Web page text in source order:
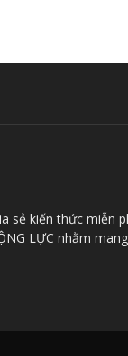
sẻ kiến thức miễn
LỰC nhằm